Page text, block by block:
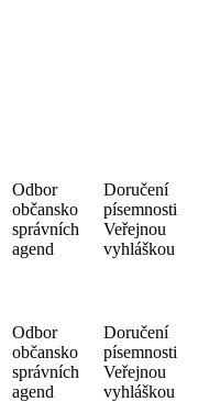
Odbor
občansko
správních
agend
Doručení
písemnosti
Veřejnou
vyhláškou
Odbor
občansko
správních
agend
Doručení
písemnosti
Veřejnou
vyhláškou